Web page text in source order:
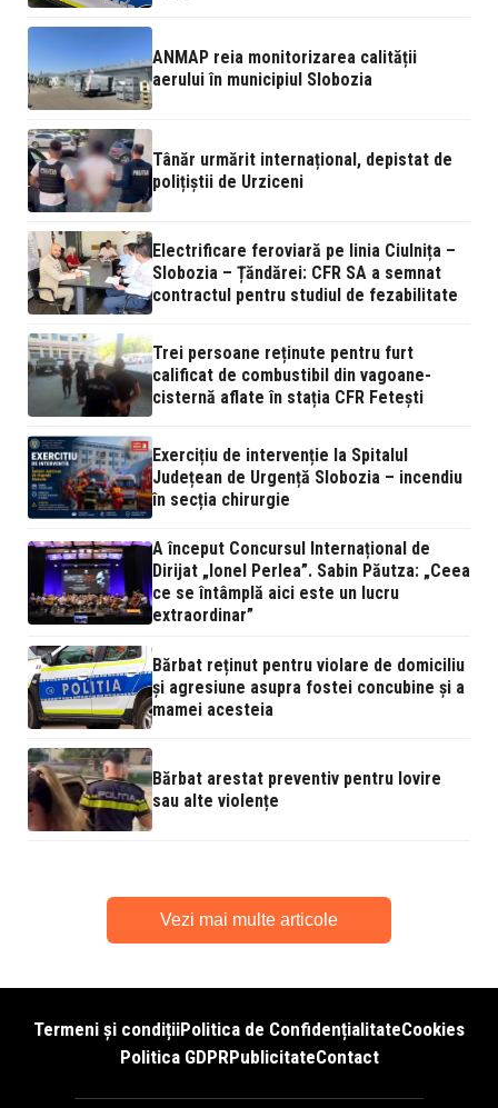
ANMAP reia monitorizarea calității
aerului în municipiul Slobozia
Tânăr urmărit internațional, depistat de
polițiștii de Urziceni
Electrificare feroviară pe linia Ciulnița –
Slobozia – Țăndărei: CFR SA a semnat
contractul pentru studiul de fezabilitate
Trei persoane reținute pentru furt
calificat de combustibil din vagoane-
cisternă aflate în stația CFR Fetești
Exercițiu de intervenție la Spitalul
Județean de Urgență Slobozia – incendiu
în secția chirurgie
A început Concursul Internațional de
Dirijat „Ionel Perlea”. Sabin Păutza: „Ceea
ce se întâmplă aici este un lucru
extraordinar”
Bărbat reținut pentru violare de domiciliu
și agresiune asupra fostei concubine și a
mamei acesteia
Bărbat arestat preventiv pentru lovire
sau alte violențe
Vezi mai multe articole
Termeni și condițiiPolitica de ConfidențialitateCookies
Politica GDPRPublicitateContact